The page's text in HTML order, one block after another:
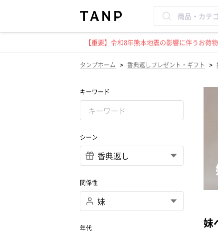
【重要】令和8年熊本地震の影響に伴うお荷
タンプホーム > 香典返しプレゼント・ギフト >
キーワード
シーン
関係性
年代 妹